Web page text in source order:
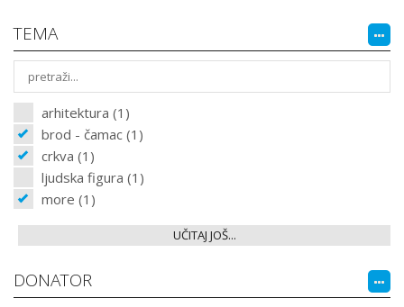
TEMA
arhitektura (1)
brod - čamac (1)
crkva (1)
ljudska figura (1)
more (1)
UČITAJ JOŠ...
DONATOR